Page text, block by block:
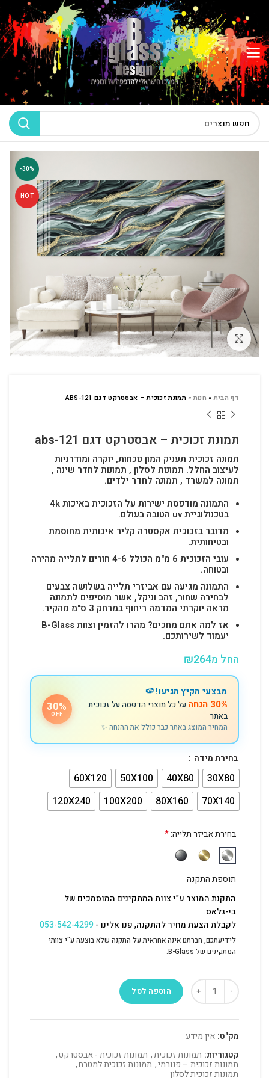
-30%
HOT
לחץ להגדלה
דף הבית» חנות»תמונת זכוכית – אבסטרקט דגם ABS-121
תמונת זכוכית – אבסטרקט דגם abs-121
תמונה זכוכית תעניק המון נוכחות, יוקרה ומודרניות
לעיצוב החלל. תמונות לסלון , תמונות לחדר שינה ,
תמונה למשרד , תמונה לחדר ילדים.
התמונה מודפסת ישירות על הזכוכית באיכות 4k
בטכנולוגיית uv הטובה בעולם.
מדובר בזכוכית אקסטרה קליר איכותית מחוסמת
ובטיחותית.
עובי הזכוכית 6 מ"מ הכולל 4-6 חורים לתלייה מהירה
ובטוחה.
התמונה מגיעה עם אביזרי תלייה בשלושה צבעים
לבחירה שחור, זהב וניקל, אשר מוסיפים לתמונה
מראה יוקרתי המדמה ריחוף במרחק 3 ס"מ מהקיר.
אז למה אתם מחכים? מהרו להזמין וצוות B-Glass
יעמוד לשירותכם.
החל מ ₪264
מבצעי הקיץ הגיעו! 🍉
30% הנחה
על כל מוצרי הדפסה על זכוכית
באתר
המחיר המוצג באתר כבר כולל את ההנחה ✨
30%
OFF
בחירת מידה
30X80
40X80
50X100
60X120
70X140
80X160
100X200
120X240
בחירת אביזר תלייה:*
תוספת התקנה
התקנת המוצר ע"י צוות המתקינים המוסמכים של
בי-גלאס.
לקבלת הצעת מחיר להתקנה, פנו אלינו -053-542-4299
לידיעתכם, חברתנו אינה אחראית על התקנה שלא בוצעה ע"י צוותי
המתקינים של B-Glass.
הוספה לסל
מק"ט: אין מידע
קטגוריות: תמונות זכוכית, תמונות זכוכית - אבסטרקט,
תמונות זכוכית – פנורמי, תמונות זכוכית למטבח,
תמונות זכוכית לסלון